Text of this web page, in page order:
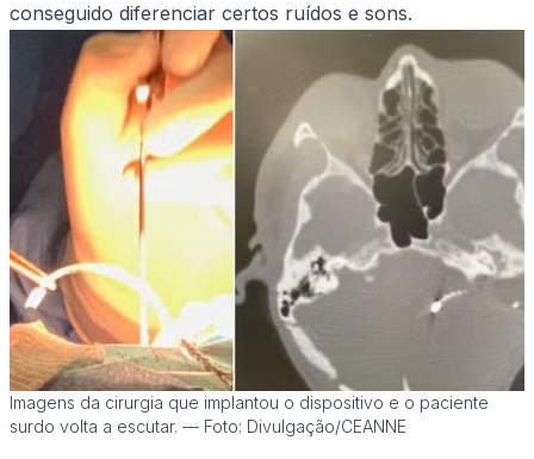
conseguido diferenciar certos ruídos e sons.
Imagens da cirurgia que implantou o dispositivo e o paciente
surdo volta a escutar. — Foto: Divulgação/CEANNE